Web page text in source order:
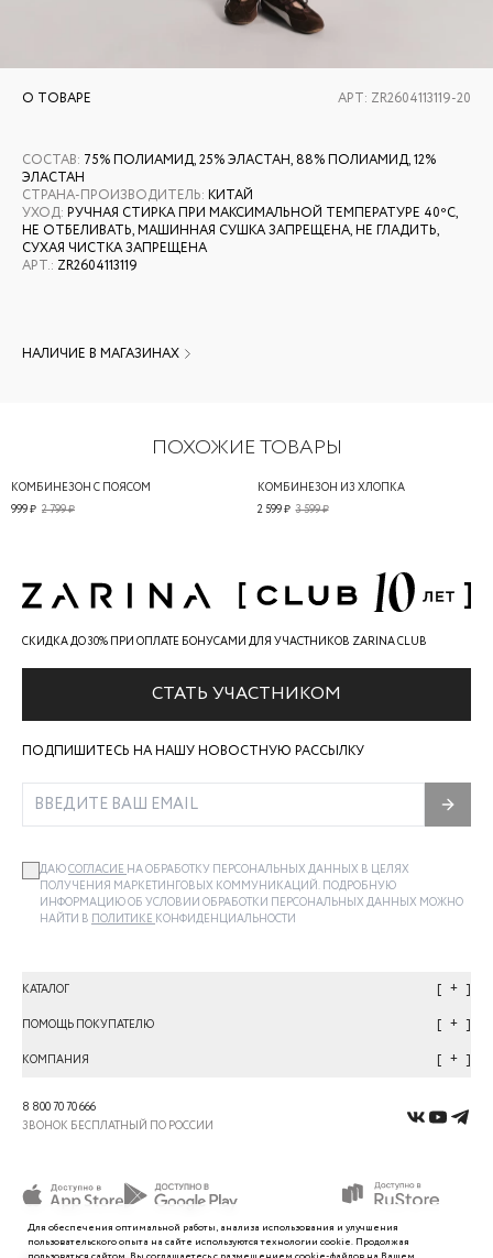
О ТОВАРЕ АРТ: ZR2604113119-20
СОСТАВ: 75% ПОЛИАМИД, 25% ЭЛАСТАН, 88% ПОЛИАМИД, 12%
ЭЛАСТАН
СТРАНА-ПРОИЗВОДИТЕЛЬ: КИТАЙ
УХОД: РУЧНАЯ СТИРКА ПРИ МАКСИМАЛЬНОЙ ТЕМПЕРАТУРЕ 40ºС,
НЕ ОТБЕЛИВАТЬ, МАШИННАЯ СУШКА ЗАПРЕЩЕНА, НЕ ГЛАДИТЬ,
СУХАЯ ЧИСТКА ЗАПРЕЩЕНА
АРТ.: ZR2604113119
НАЛИЧИЕ В МАГАЗИНАХ
ПОХОЖИЕ ТОВАРЫ
КОМБИНЕЗОН С ПОЯСОМ
2 799 ₽
999 ₽
КОМБИНЕЗОН ИЗ ХЛОПКА
3 599 ₽
2 599 ₽
СКИДКА ДО 30% ПРИ ОПЛАТЕ БОНУСАМИ ДЛЯ УЧАСТНИКОВ ZARINA CLUB
СТАТЬ УЧАСТНИКОМ
ПОДПИШИТЕСЬ НА НАШУ НОВОСТНУЮ РАССЫЛКУ
ДАЮСОГЛАСИЕ НА ОБРАБОТКУ ПЕРСОНАЛЬНЫХ ДАННЫХ В ЦЕЛЯХ
ПОЛУЧЕНИЯ МАРКЕТИНГОВЫХ КОММУНИКАЦИЙ. ПОДРОБНУЮ
ИНФОРМАЦИЮ ОБ УСЛОВИИ ОБРАБОТКИ ПЕРСОНАЛЬНЫХ ДАННЫХ МОЖНО
НАЙТИ В ПОЛИТИКЕ КОНФИДЕНЦИАЛЬНОСТИ
КАТАЛОГ +
ПОМОЩЬ ПОКУПАТЕЛЮ +
КОМПАНИЯ +
8 800 70 70 666
ЗВОНОК БЕСПЛАТНЫЙ ПО РОССИИ
Для обеспечения оптимальной работы, анализа использования и улучшения
пользовательскогоопыта на сайте используются технологии cookie. Продолжая